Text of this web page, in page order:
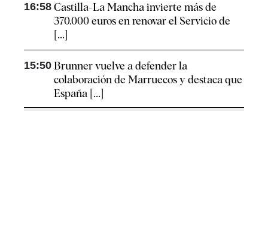
16:58 Castilla-La Mancha invierte más de
370.000 euros en renovar el Servicio de
[...]
15:50 Brunner vuelve a defender la
colaboración de Marruecos y destaca que
España [...]